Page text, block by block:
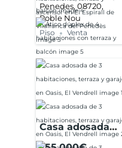
Penedes, 08720,
Poble Nou
Piso Venta
Casa adosada
de 3